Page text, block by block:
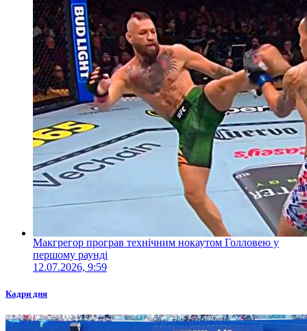
Макгрегор програв технічним нокаутом Голловею у
першому раунді
12.07.2026, 9:59
Кадри дня